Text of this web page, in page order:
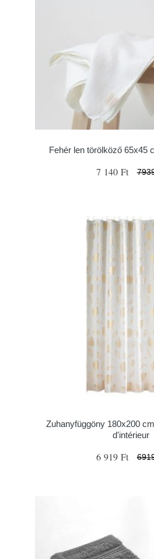
Fehér len törölköző 65x45
7 140 Ft
Zuhanyfüggöny 180x200
d'intérieur
6 919 Ft